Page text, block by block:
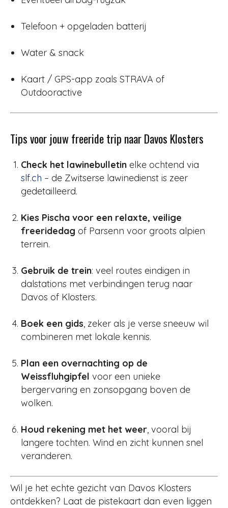
Telefoon + opgeladen batterij
Water & snack
Kaart / GPS-app zoals STRAVA of
Outdooractive
Tips voor jouw freeride trip naar Davos Klosters
Check het lawinebulletin elke ochtend via
slf.ch – de Zwitserse lawinedienst is zeer
gedetailleerd.
Kies Pischa voor een relaxte, veilige
freeridedag of Parsenn voor groots alpien
terrein.
Gebruik de trein: veel routes eindigen in
dalstations met verbindingen terug naar
Davos of Klosters.
Boek een gids, zeker als je verse sneeuw wil
combineren met lokale kennis.
Plan een overnachting op de
Weissfluhgipfel voor een unieke
bergervaring en zonsopgang boven de
wolken.
Houd rekening met het weer, vooral bij
langere tochten. Wind en zicht kunnen snel
veranderen.
Wil je het echte gezicht van Davos Klosters
ontdekken? Laat de pistekaart dan even liggen